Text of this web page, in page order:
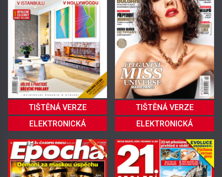
TIŠTĚNÁ VERZE
ELEKTRONICKÁ
TIŠTĚNÁ VERZE
ELEKTRONICKÁ